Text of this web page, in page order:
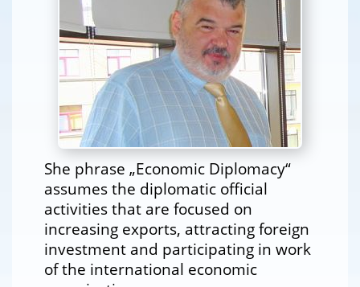
She phrase „Economic Diplomacy“
assumes the diplomatic official
activities that are focused on
increasing exports, attracting foreign
investment and participating in work
of the international economic